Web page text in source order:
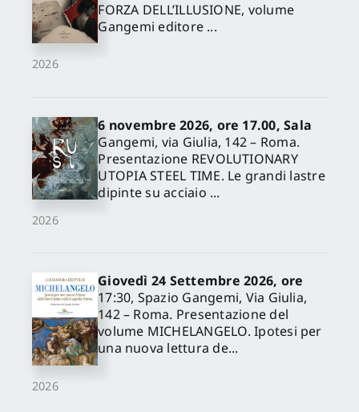
2026
FORZA DELL’ILLUSIONE, volume
Gangemi editore ...
2026
6 novembre 2026, ore 17.00, Sala
Gangemi, via Giulia, 142 – Roma.
Presentazione REVOLUTIONARY
UTOPIA STEEL TIME. Le grandi lastre
dipinte su acciaio ...
2026
Giovedì 24 Settembre 2026, ore
17:30, Spazio Gangemi, Via Giulia,
142 – Roma. Presentazione del
volume MICHELANGELO. Ipotesi per
una nuova lettura de...